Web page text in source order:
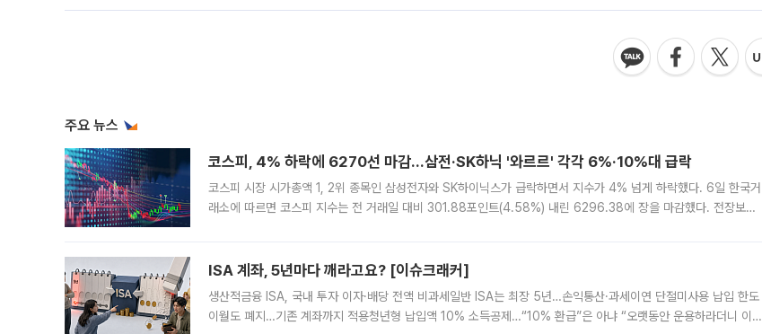
주요 뉴스
코스피, 4% 하락에 6270선 마감…삼전·SK하닉 '와르르' 각각 6%·10%대 급락
코스피 시장 시가총액 1, 2위 종목인 삼성전자와 SK하이닉스가 급락하면서 지수가 4% 넘게 하락했다. 6일 한국거
래소에 따르면 코스피 지수는 전 거래일 대비 301.88포인트(4.58%) 내린 6296.38에 장을 마감했다. 전장보다
ISA 계좌, 5년마다 깨라고요? [이슈크래커]
생산적금융 ISA, 국내 투자 이자·배당 전액 비과세일반 ISA는 최장 5년…손익통산·과세이연 단절미사용 납입 한도
이월도 폐지…기존 계좌까지 적용청년형 납입액 10% 소득공제…“10% 환급”은 아냐 “오랫동안 운용하라더니 이제